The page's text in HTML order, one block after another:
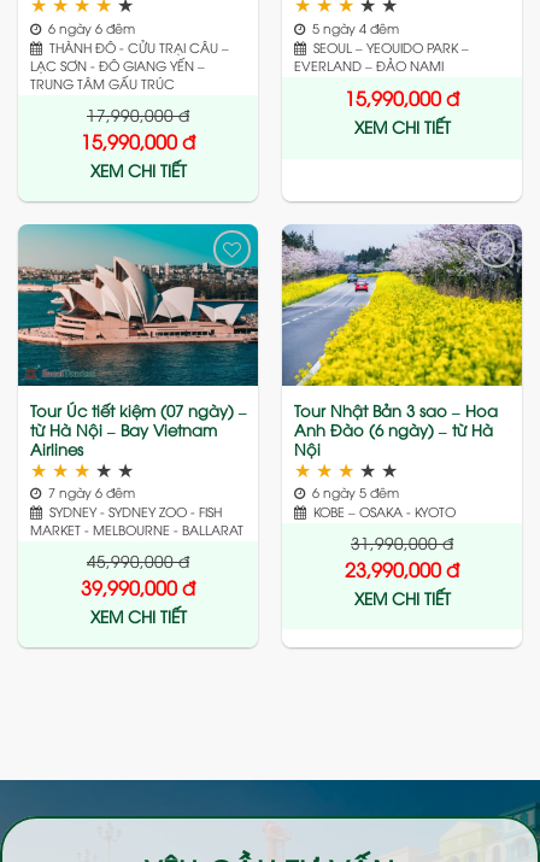
6 ngày 6 đêm
THÀNH ĐÔ - CỬU TRẠI CÂU –
LẠC SƠN - ĐÔ GIANG YẾN –
TRUNG TÂM GẤU TRÚC
17,990,000đ
15,990,000đ
XEM CHI TIẾT
5 ngày 4 đêm
SEOUL – YEOUIDO PARK –
EVERLAND – ĐẢO NAMI
15,990,000đ
XEM CHI TIẾT
Add
to
wishlist
Tour Úc tiết kiệm (07 ngày) –
từ Hà Nội – Bay Vietnam
Airlines
★ ★ ★ ★ ★
7 ngày 6 đêm
SYDNEY - SYDNEY ZOO - FISH
MARKET - MELBOURNE - BALLARAT
45,990,000đ
39,990,000đ
XEM CHI TIẾT
Add
to
wishlist
Tour Nhật Bản 3 sao – Hoa
Anh Đào (6 ngày) – từ Hà
Nội
★ ★ ★ ★ ★
6 ngày 5 đêm
KOBE – OSAKA - KYOTO
31,990,000đ
23,990,000đ
XEM CHI TIẾT